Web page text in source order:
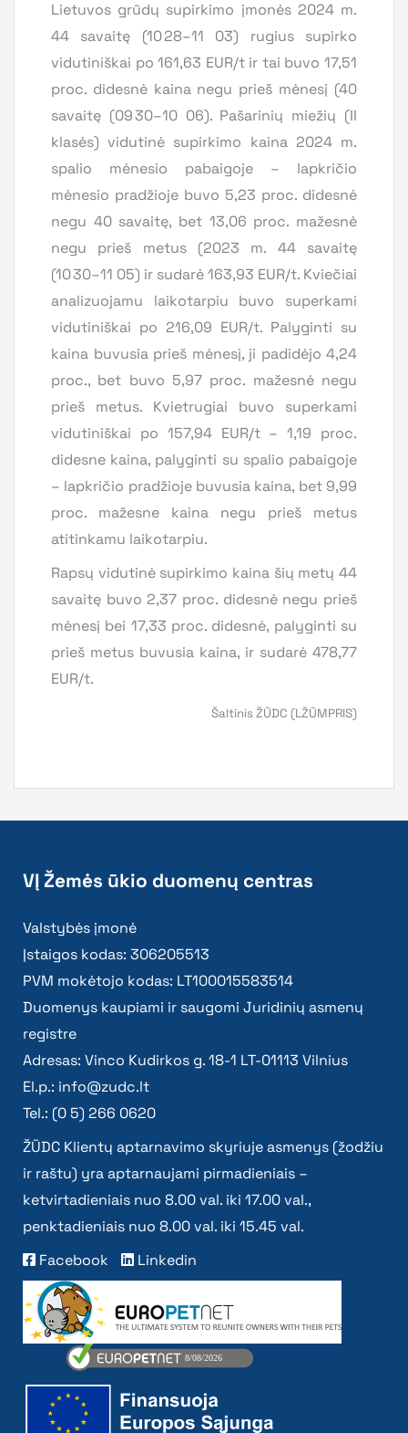
Lietuvos grūdų supirkimo įmonės 2024 m.
44 savaitę (10 28–11 03) rugius supirko
vidutiniškai po 161,63 EUR/t ir tai buvo 17,51
proc. didesnė kaina negu prieš mėnesį (40
savaitę (09 30–10 06). Pašarinių miežių (II
klasės) vidutinė supirkimo kaina 2024 m.
spalio mėnesio pabaigoje – lapkričio
mėnesio pradžioje buvo 5,23 proc. didesnė
negu 40 savaitę, bet 13,06 proc. mažesnė
negu prieš metus (2023 m. 44 savaitę
(10 30–11 05) ir sudarė 163,93 EUR/t. Kviečiai
analizuojamu laikotarpiu buvo superkami
vidutiniškai po 216,09 EUR/t. Palyginti su
kaina buvusia prieš mėnesį, ji padidėjo 4,24
proc., bet buvo 5,97 proc. mažesnė negu
prieš metus. Kvietrugiai buvo superkami
vidutiniškai po 157,94 EUR/t – 1,19 proc.
didesne kaina, palyginti su spalio pabaigoje
– lapkričio pradžioje buvusia kaina, bet 9,99
proc. mažesne kaina negu prieš metus
atitinkamu laikotarpiu.
Rapsų vidutinė supirkimo kaina šių metų 44
savaitę buvo 2,37 proc. didesnė negu prieš
mėnesį bei 17,33 proc. didesnė, palyginti su
prieš metus buvusia kaina, ir sudarė 478,77
EUR/t.
Šaltinis ŽŪDC (LŽŪMPRIS)
VĮ Žemės ūkio duomenų centras
Valstybės įmonė
Įstaigos kodas: 306205513
PVM mokėtojo kodas: LT100015583514
Duomenys kaupiami ir saugomi Juridinių asmenų
registre
Adresas: Vinco Kudirkos g. 18-1 LT-01113 Vilnius
El.p.: info@zudc.lt
Tel.: (0 5) 266 0620
ŽŪDC Klientų aptarnavimo skyriuje asmenys (žodžiu
ir raštu) yra aptarnaujami pirmadieniais –
ketvirtadieniais nuo 8.00 val. iki 17.00 val.,
penktadieniais nuo 8.00 val. iki 15.45 val.
Facebook
Linkedin